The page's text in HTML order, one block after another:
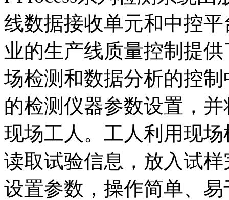
线数据接收单元和中控
业的生产线质量控制提
场检测和数据分析的控
的检测仪器参数设置，
现场工人。工人利用现
读取试验信息，放入试
设置参数，操作简单、